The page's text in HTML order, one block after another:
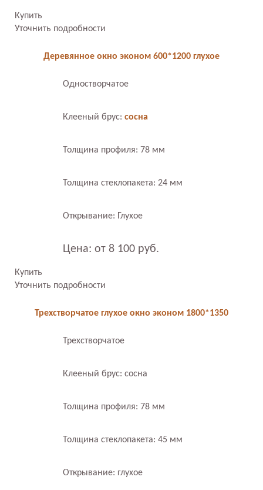
Купить
Уточнить подробности
Деревянное окно эконом 600*1200 глухое
Одностворчатое
Клееный брус: сосна
Толщина профиля: 78 мм
Толщина стеклопакета: 24 мм
Открывание: Глухое
Цена: от 8 100 руб.
Купить
Уточнить подробности
Трехстворчатое глухое окно эконом 1800*1350
Трехстворчатое
Клееный брус: сосна
Толщина профиля: 78 мм
Толщина стеклопакета: 45 мм
Открывание: глухое